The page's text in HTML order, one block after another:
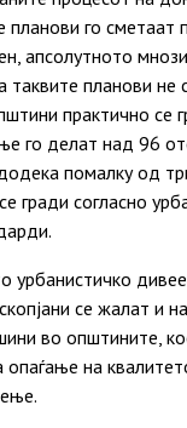
планови го
апсолутното
таквите планови не
практично се
го делат над 96
помалку од
гради согласно
урбанистичко
се жалат и
во општините,
опаѓање на